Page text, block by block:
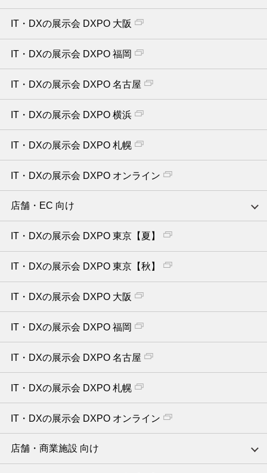
IT・DXの展示会 DXPO 大阪
IT・DXの展示会 DXPO 福岡
IT・DXの展示会 DXPO 名古屋
IT・DXの展示会 DXPO 横浜
IT・DXの展示会 DXPO 札幌
IT・DXの展示会 DXPO オンライン
店舗・EC 向け
IT・DXの展示会 DXPO 東京【夏】
IT・DXの展示会 DXPO 東京【秋】
IT・DXの展示会 DXPO 大阪
IT・DXの展示会 DXPO 福岡
IT・DXの展示会 DXPO 名古屋
IT・DXの展示会 DXPO 札幌
IT・DXの展示会 DXPO オンライン
店舗・商業施設 向け